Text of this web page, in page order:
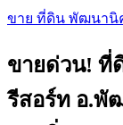
ขาย ที่ดิน พัฒนานิ
ขายด่วน! ที่
รีสอร์ท อ.พั